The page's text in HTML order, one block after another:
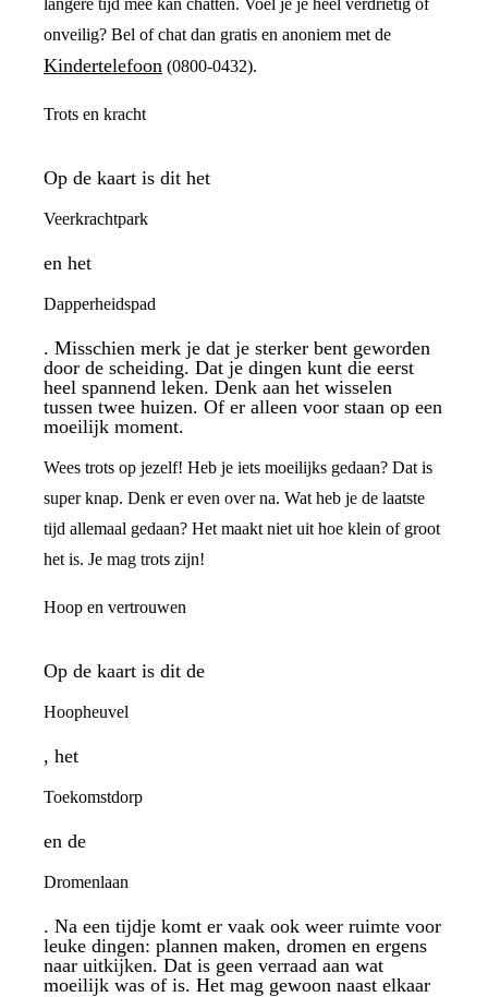
langere tijd mee kan chatten. Voel je je heel verdrietig of
onveilig? Bel of chat dan gratis en anoniem met de
Kindertelefoon (0800-0432).
Trots en kracht
Op de kaart is dit het
Veerkrachtpark
en het
Dapperheidspad
. Misschien merk je dat je sterker bent geworden
door de scheiding. Dat je dingen kunt die eerst
heel spannend leken. Denk aan het wisselen
tussen twee huizen. Of er alleen voor staan op een
moeilijk moment.
Wees trots op jezelf! Heb je iets moeilijks gedaan? Dat is
super knap. Denk er even over na. Wat heb je de laatste
tijd allemaal gedaan? Het maakt niet uit hoe klein of groot
het is. Je mag trots zijn!
Hoop en vertrouwen
Op de kaart is dit de
Hoopheuvel
, het
Toekomstdorp
en de
Dromenlaan
. Na een tijdje komt er vaak ook weer ruimte voor
leuke dingen: plannen maken, dromen en ergens
naar uitkijken. Dat is geen verraad aan wat
moeilijk was of is. Het mag gewoon naast elkaar